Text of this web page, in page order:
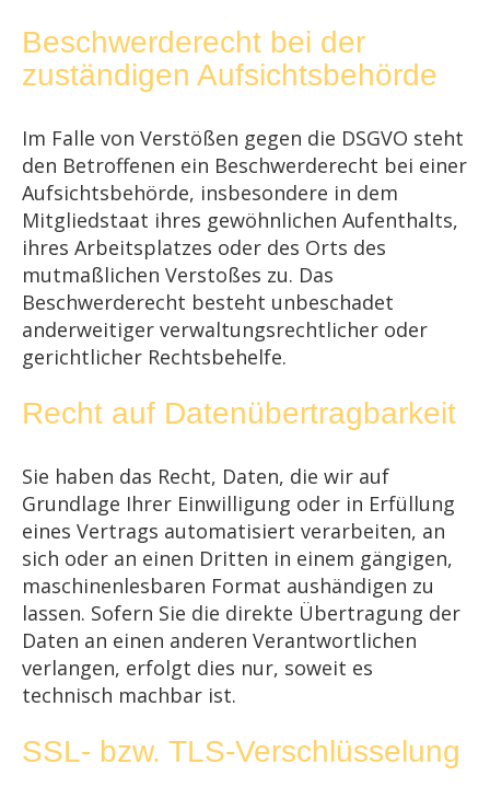
Beschwerderecht bei der
zuständigen Aufsichtsbehörde
Im Falle von Verstößen gegen die DSGVO steht
den Betroffenen ein Beschwerderecht bei einer
Aufsichtsbehörde, insbesondere in dem
Mitgliedstaat ihres gewöhnlichen Aufenthalts,
ihres Arbeitsplatzes oder des Orts des
mutmaßlichen Verstoßes zu. Das
Beschwerderecht besteht unbeschadet
anderweitiger verwaltungsrechtlicher oder
gerichtlicher Rechtsbehelfe.
Recht auf Datenübertragbarkeit
Sie haben das Recht, Daten, die wir auf
Grundlage Ihrer Einwilligung oder in Erfüllung
eines Vertrags automatisiert verarbeiten, an
sich oder an einen Dritten in einem gängigen,
maschinenlesbaren Format aushändigen zu
lassen. Sofern Sie die direkte Übertragung der
Daten an einen anderen Verantwortlichen
verlangen, erfolgt dies nur, soweit es
technisch machbar ist.
SSL- bzw. TLS-Verschlüsselung